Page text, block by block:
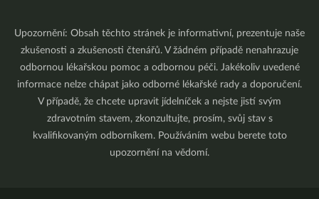
Upozornění: Obsah těchto stránek je informativní, prezentuje naše
zkušenosti a zkušenosti čtenářů. V žádném případě nenahrazuje
odbornou lékařskou pomoc a odbornou péči. Jakékoliv uvedené
informace nelze chápat jako odborné lékařské rady a doporučení.
V případě, že chcete upravit jídelníček a nejste jistí svým
zdravotním stavem, zkonzultujte, prosím, svůj stav s
kvalifikovaným odborníkem. Používáním webu berete toto
upozornění na vědomí.